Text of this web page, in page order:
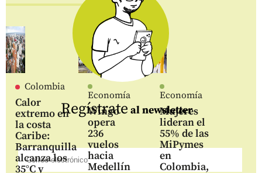
Colombia
Calor
extremo en
la costa
Caribe:
Barranquilla
alcanza los
35°C y
Economía
Wingo
opera
236
vuelos
hacia
Medellín
Economía
Mujeres
lideran el
55% de las
MiPymes
en
Colombia,
Regístrate al newsletter